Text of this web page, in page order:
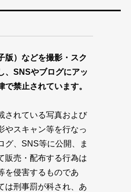
版）などを撮影・スク
、SNSやブログにアッ
で禁止されています。
されている写真および
やスキャン等を行なっ
グ、SNS等に公開、ま
販売・配布する行為は
を侵害するものであ
は刑事罰が科され、あ